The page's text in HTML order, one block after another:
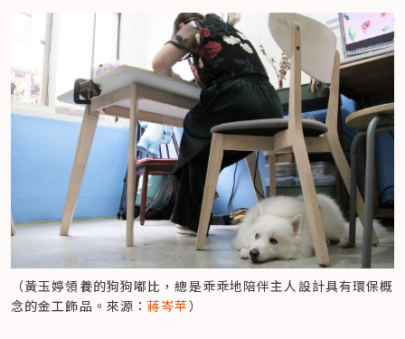
（黃玉婷領養的狗狗嘟比，總是乖乖地陪伴主人設計具有環保概
念的金工飾品。來源：蔣岑苹）